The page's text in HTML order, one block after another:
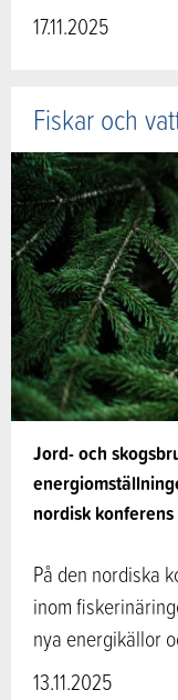
17.11.2025
Jord- och
nordisk konferens
Fiskar och
På den nordiska
inom
nya energikällor
13.11.2025